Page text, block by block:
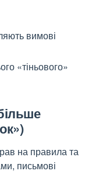
вимові
«тіньового»
на правила та
письмові